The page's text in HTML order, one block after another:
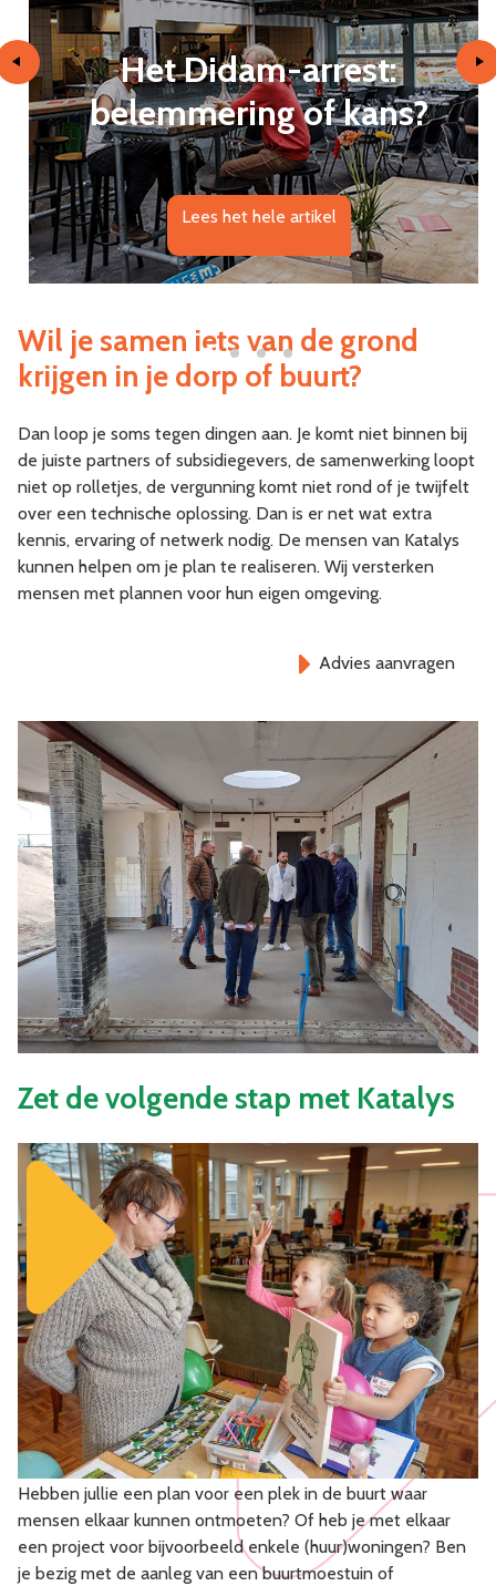
Het Didam-arrest:
belemmering of kans?
Lees het hele artikel
Wil je samen iets van de grond
krijgen in je dorp of buurt?
Dan loop je soms tegen dingen aan. Je komt niet binnen bij
de juiste partners of subsidiegevers, de samenwerking loopt
niet op rolletjes, de vergunning komt niet rond of je twijfelt
over een technische oplossing. Dan is er net wat extra
kennis, ervaring of netwerk nodig. De mensen van Katalys
kunnen helpen om je plan te realiseren. Wij versterken
mensen met plannen voor hun eigen omgeving.
Advies aanvragen
Zet de volgende stap met Katalys
Hebben jullie een plan voor een plek in de buurt waar
mensen elkaar kunnen ontmoeten? Of heb je met elkaar
een project voor bijvoorbeeld enkele (huur)woningen? Ben
je bezig met de aanleg van een buurtmoestuin of